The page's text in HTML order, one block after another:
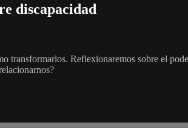
discapacidad
transformarlos. Reflexionaremos sobre el